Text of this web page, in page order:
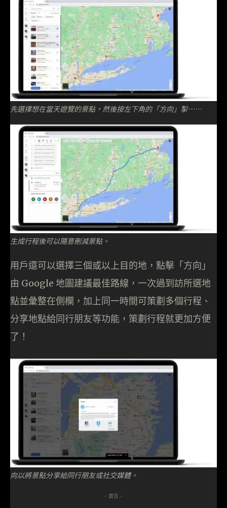
先選擇想在當天遊覽的景點，然後按左下角的「方向」掣⋯⋯
生成行程後可以隨意刪減景點。
用戶還可以選擇三個或以上目的地，點擊「方向」
由 Google 地圖建議最佳路線，一次過到訪所選地
點並彙整在側欄，加上同一時間可策劃多個行程、
分享地點給同行朋友等功能，策劃行程就更加方便
了！
向以將景點分享給同行朋友或社交媒體。
- 廣告 -